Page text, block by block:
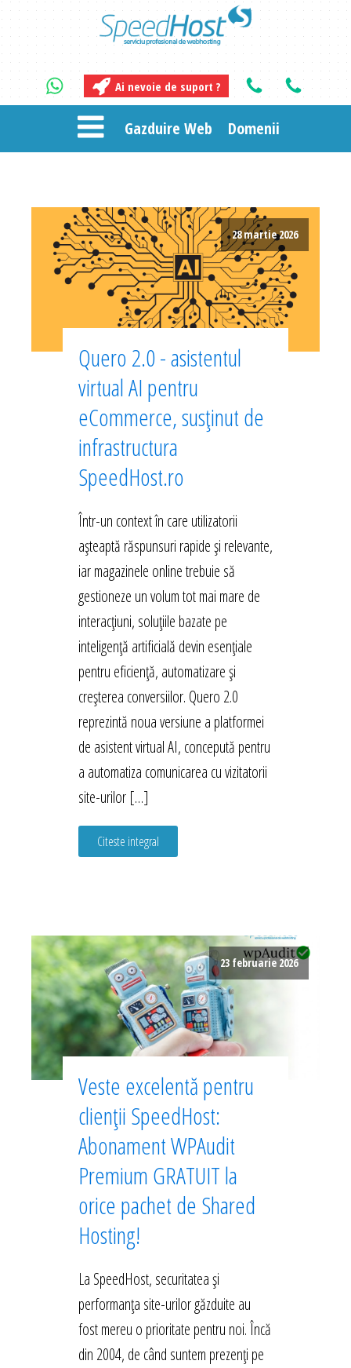
Ai nevoie de suport ?
Gazduire Web Domenii
28 martie 2026
Quero 2.0 - asistentul
virtual AI pentru
eCommerce, susținut de
infrastructura
SpeedHost.ro
Într-un context în care utilizatorii
așteaptă răspunsuri rapide și relevante,
iar magazinele online trebuie să
gestioneze un volum tot mai mare de
interacțiuni, soluțiile bazate pe
inteligență artificială devin esențiale
pentru eficiență, automatizare și
creșterea conversiilor. Quero 2.0
reprezintă noua versiune a platformei
de asistent virtual AI, concepută pentru
a automatiza comunicarea cu vizitatorii
site-urilor […]
Citeste integral
23 februarie 2026
Veste excelentă pentru
clienții SpeedHost:
Abonament WPAudit
Premium GRATUIT la
orice pachet de Shared
Hosting!
La SpeedHost, securitatea și
performanța site-urilor găzduite au
fost mereu o prioritate pentru noi. Încă
din 2004, de când suntem prezenți pe